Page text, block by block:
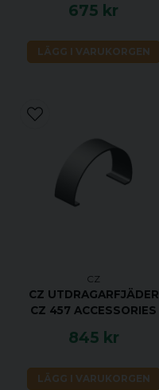
675 kr
LÄGG I VARUKORGEN
CZ
CZ UTDRAGARFJÄDER
CZ 457 ACCESSORIES
845 kr
LÄGG I VARUKORGEN